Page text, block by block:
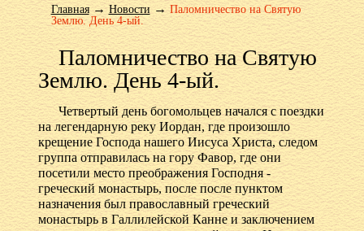
Главная→Новости→Паломничество на Святую
Землю. День 4-ый.
Паломничество на Святую
Землю. День 4-ый.
Четвертый день богомольцев начался с поездки
на легендарную реку Иордан, где произошло
крещение Господа нашего Иисуса Христа, следом
группа отправилась на гору Фавор, где они
посетили место преображения Господня -
греческий монастырь, после после пунктом
назначения был православный греческий
монастырь в Галлилейской Канне и заключением